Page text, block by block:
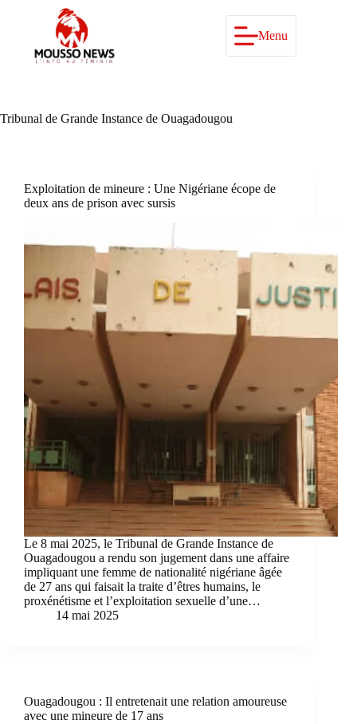
Menu
Tribunal de Grande Instance de Ouagadougou
Exploitation de mineure : Une Nigériane écope de
deux ans de prison avec sursis
Le 8 mai 2025, le Tribunal de Grande Instance de
Ouagadougou a rendu son jugement dans une affaire
impliquant une femme de nationalité nigériane âgée
de 27 ans qui faisait la traite d’êtres humains, le
proxénétisme et l’exploitation sexuelle d’une…
14 mai 2025
Ouagadougou : Il entretenait une relation amoureuse
avec une mineure de 17 ans